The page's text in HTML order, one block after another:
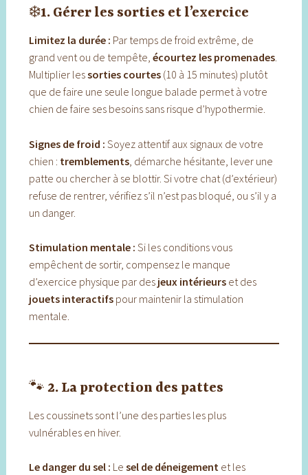
❄️1. Gérer les sorties et l’exercice
Limitez la durée : Par temps de froid extrême, de
grand vent ou de tempête, écourtez les promenades.
Multiplier lessorties courtes(10 à 15 minutes) plutôt
que de faire une seule longue balade permet à votre
chien de faire ses besoins sans risque d’hypothermie.
Signes de froid : Soyez attentif aux signaux de votre
chien : tremblements, démarche hésitante, lever une
patte ou chercher à se blottir. Si votre chat (d’extérieur)
refuse de rentrer, vérifiez s’il n’est pas bloqué, ou s’il y a
un danger.
Stimulation mentale : Si les conditions vous
empêchent de sortir, compensez le manque
d’exercice physique par des jeux intérieurset des
jouets interactifspour maintenir la stimulation
mentale.
🐾 2. La protection des pattes
Les coussinets sont l’une des parties les plus
vulnérables en hiver.
Le danger du sel : Le sel de déneigementet les